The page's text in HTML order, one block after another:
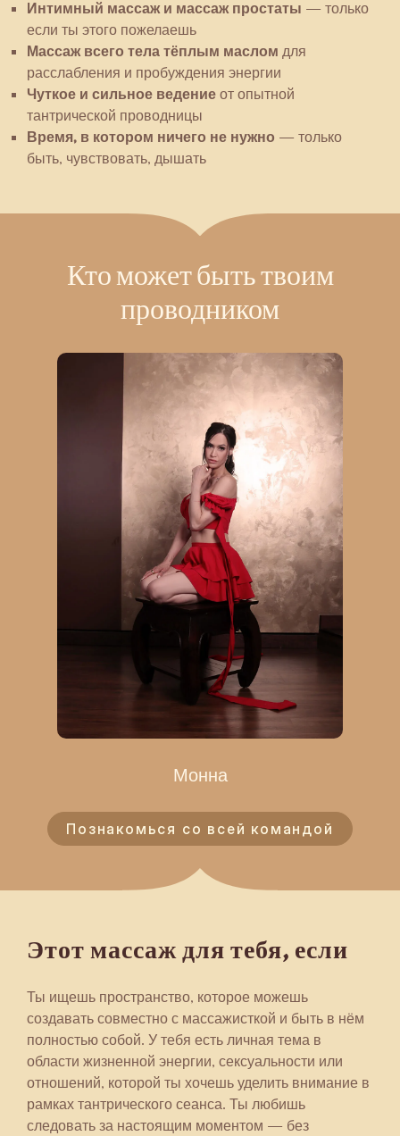
Интимный массаж и массаж простаты — только
если ты этого пожелаешь
Массаж всего тела тёплым маслом для
расслабления и пробуждения энергии
Чуткое и сильное ведение от опытной
тантрической проводницы
Время, в котором ничего не нужно — только
быть, чувствовать, дышать
Кто может быть твоим
проводником
Монна
Познакомься со всей командой
Этот массаж для тебя, если
Ты ищешь пространство, которое можешь
создавать совместно с массажисткой и быть в нём
полностью собой. У тебя есть личная тема в
области жизненной энергии, сексуальности или
отношений, которой ты хочешь уделить внимание в
рамках тантрического сеанса. Ты любишь
следовать за настоящим моментом — без